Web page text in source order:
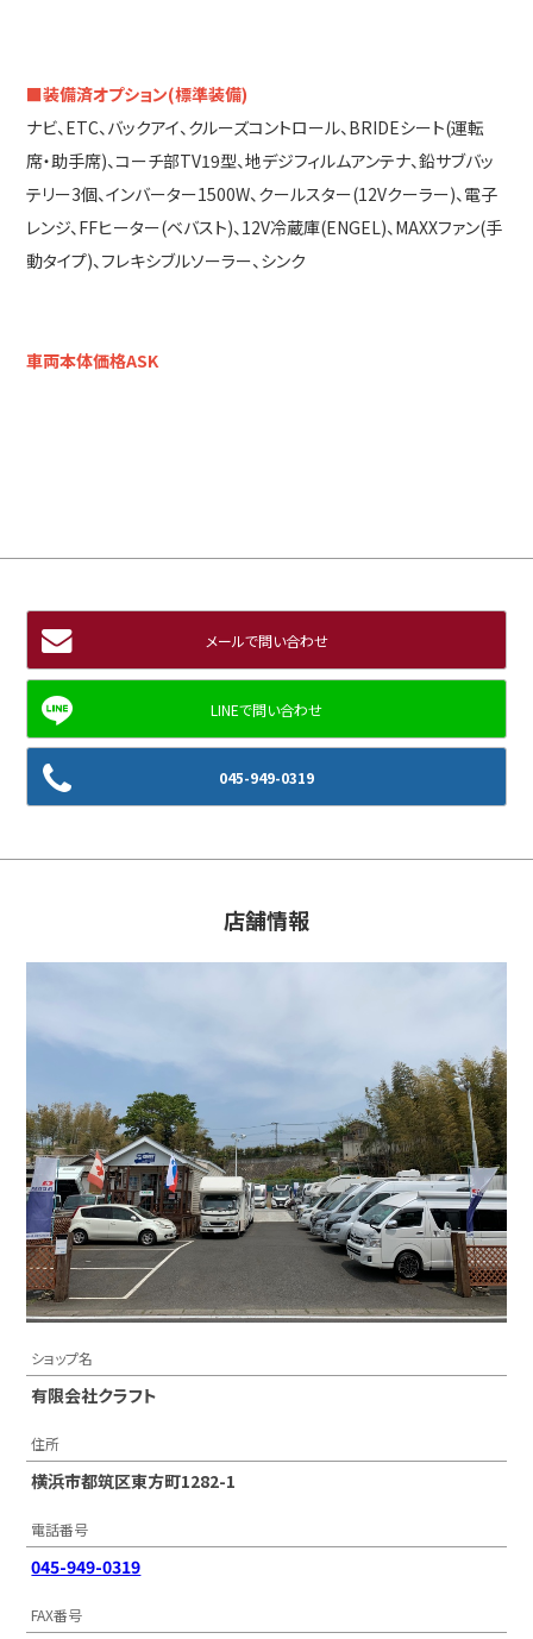
■装備済オプション(標準装備)
ナビ、ETC、バックアイ、クルーズコントロール、BRIDEシート(運転
席・助手席)、コーチ部TV19型、地デジフィルムアンテナ、鉛サブバッ
テリー3個、インバーター1500W、クールスター(12Vクーラー)、電子
レンジ、FFヒーター(ベバスト)、12V冷蔵庫(ENGEL)、MAXXファン(手
動タイプ)、フレキシブルソーラー、シンク
車両本体価格ASK
メールで問い合わせ
045-949-0319
店舗情報
ショップ名
有限会社クラフト
住所
横浜市都筑区東方町1282-1
電話番号
045-949-0319
FAX番号